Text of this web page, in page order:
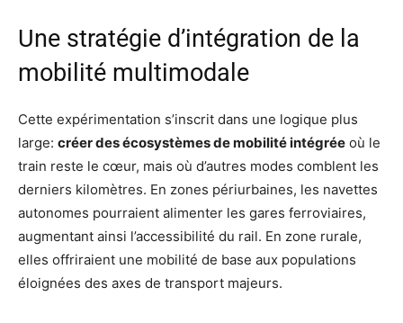
Une stratégie d’intégration de la
mobilité multimodale
Cette expérimentation s’inscrit dans une logique plus
large: créer des écosystèmes de mobilité intégrée où le
train reste le cœur, mais où d’autres modes comblent les
derniers kilomètres. En zones périurbaines, les navettes
autonomes pourraient alimenter les gares ferroviaires,
augmentant ainsi l’accessibilité du rail. En zone rurale,
elles offriraient une mobilité de base aux populations
éloignées des axes de transport majeurs.